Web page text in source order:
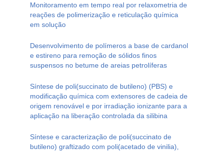
Monitoramento em tempo real por relaxometria de
reações de polimerização e reticulação química
em solução
Desenvolvimento de polímeros a base de cardanol
e estireno para remoção de sólidos finos
suspensos no betume de areias petrolíferas
Síntese de poli(succinato de butileno) (PBS) e
modificação química com extensores de cadeia de
origem renovável e por irradiação ionizante para a
aplicação na liberação controlada da silibina
Síntese e caracterização de poli(succinato de
butileno) graftizado com poli(acetado de vinilia),